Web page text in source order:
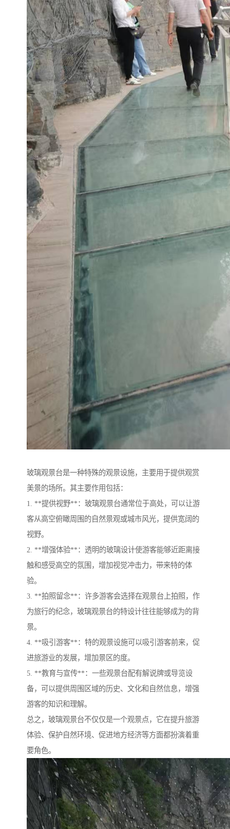
玻璃观景台是一种特殊的观景设施，主要用于提供观赏
美景的场所。其主要作用包括：
1. **提供视野**：玻璃观景台通常位于高处，可以让游
客从高空俯瞰周围的自然景观或城市风光，提供宽阔的
视野。
2. **增强体验**：透明的玻璃设计使游客能够近距离接
触和感受高空的氛围，增加视觉冲击力，带来特的体
验。
3. **拍照留念**：许多游客会选择在观景台上拍照，作
为旅行的纪念，玻璃观景台的特设计往往能够成为的背
景。
4. **吸引游客**：特的观景设施可以吸引游客前来，促
进旅游业的发展，增加景区的度。
5. **教育与宣传**：一些观景台配有解说牌或导览设
备，可以提供周围区域的历史、文化和自然信息，增强
游客的知识和理解。
总之，玻璃观景台不仅仅是一个观景点，它在提升旅游
体验、保护自然环境、促进地方经济等方面都扮演着重
要角色。